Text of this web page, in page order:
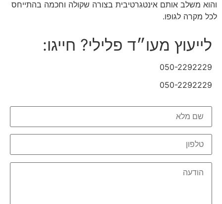
והוא משלב אותם אינטגרטיבית בצורה שקולה וחכמה בהתייחס
לכל מקרה לגופו.
לייעוץ מעו״ד פלילי? חייגו:
050-2292229
050-2292229